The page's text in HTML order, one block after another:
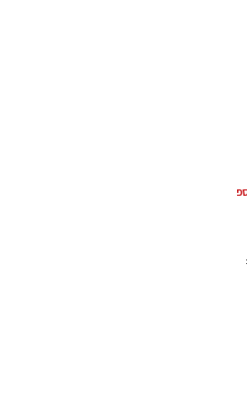
(24.8) תתקיים הופעתו של בניה ברבי